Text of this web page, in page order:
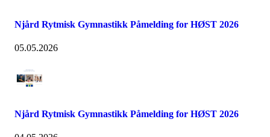
Njård Rytmisk Gymnastikk Påmelding for HØST 2026
05.05.2026
Njård Rytmisk Gymnastikk Påmelding for HØST 2026